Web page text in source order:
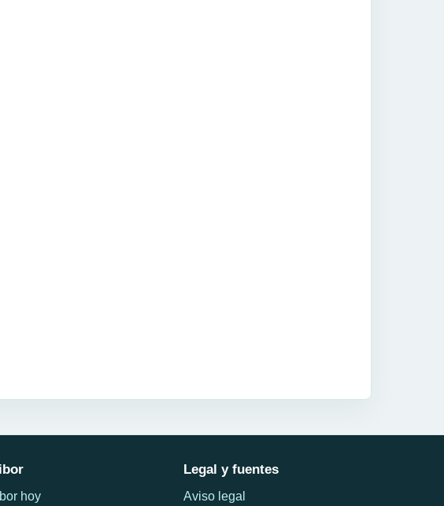
hoy
Legal y fuentes
Aviso legal